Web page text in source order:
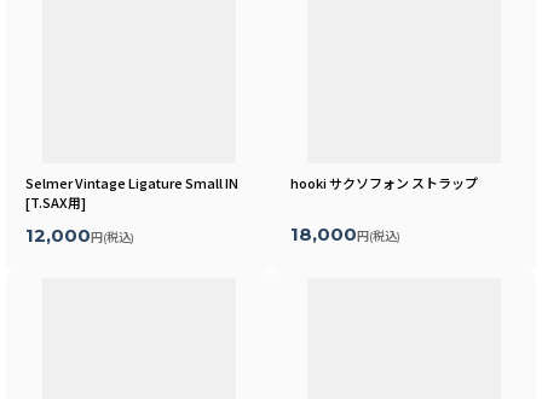
Selmer Vintage Ligature Small IN
[T.SAX用]
12,000 円 (税込)
hooki サクソフォン ストラップ
18,000 円 (税込)